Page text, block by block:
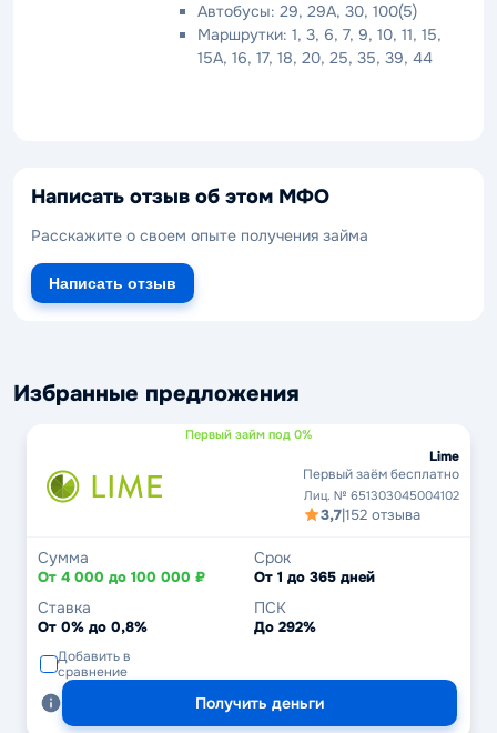
Автобусы: 29, 29А, 30, 100(5)
Маршрутки: 1, 3, 6, 7, 9, 10, 11, 15,
15A, 16, 17, 18, 20, 25, 35, 39, 44
Написать отзыв об этом МФО
Расскажите о своем опыте получения займа
Написать отзыв
Избранные предложения
Первый займ под 0%
Lime
Первый заём бесплатно
Лиц. № 651303045004102
3,7|152 отзыва
Сумма
От 4 000 до 100 000 ₽
Срок
От 1 до 365 дней
Ставка
От 0% до 0,8%
ПСК
До 292%
Добавить в
сравнение
Получить деньги